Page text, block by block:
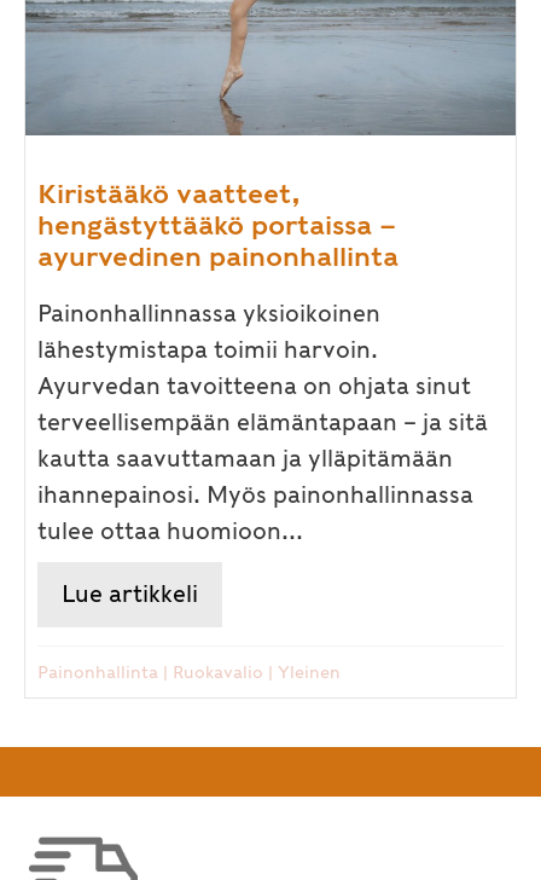
Kiristääkö vaatteet,
hengästyttääkö portaissa –
ayurvedinen painonhallinta
Painonhallinnassa yksioikoinen
lähestymistapa toimii harvoin.
Ayurvedan tavoitteena on ohjata sinut
terveellisempään elämäntapaan – ja sitä
kautta saavuttamaan ja ylläpitämään
ihannepainosi. Myös painonhallinnassa
tulee ottaa huomioon...
Lue artikkeli
Painonhallinta | Ruokavalio | Yleinen